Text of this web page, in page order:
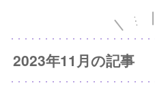
2023年11月の記事